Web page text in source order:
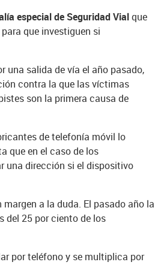
especial de Seguridad Vialque
que investiguen si
una salida de vía el año pasado,
contra la que las víctimas
son la primera causa de
de telefonía móvil lo
que en el caso de los
una dirección si el dispositivo
a la duda. El pasado año la
del 25 por ciento de los
por teléfono y se multiplica por